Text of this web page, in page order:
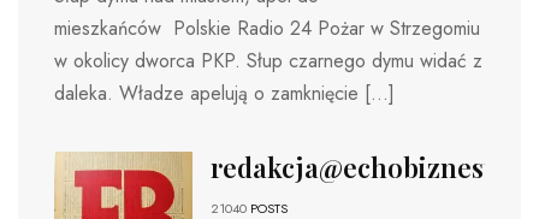
mieszkańców Polskie Radio 24 Pożar w Strzegomiu
w okolicy dworca PKP. Słup czarnego dymu widać z
daleka. Władze apelują o zamknięcie […]
redakcja@echobiznesu.pl
21040 POSTS